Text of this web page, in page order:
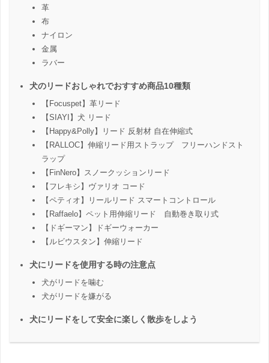
革
布
ナイロン
金属
ラバー
犬のリードおしゃれでおすすめ商品10種類
【Focuspet】革リード
【SIAYI】犬 リード
【Happy&Polly】リード 反射材 自在伸縮式
【RALLOC】伸縮リード用ストラップ フリーハンドスト
ラップ
【FinNero】スノークッションリード
【フレキシ】ヴァリオ コード
【ペティオ】リールリード スマートコントロール
【Raffaelo】ペット用伸縮リード 自動巻き取り式
【ドギーマン】ドギーウォーカー
【ルビウスタン】伸縮リード
犬にリードを使用する時の注意点
犬がリードを噛む
犬がリードを嫌がる
犬にリードをして安全に楽しく散歩をしよう